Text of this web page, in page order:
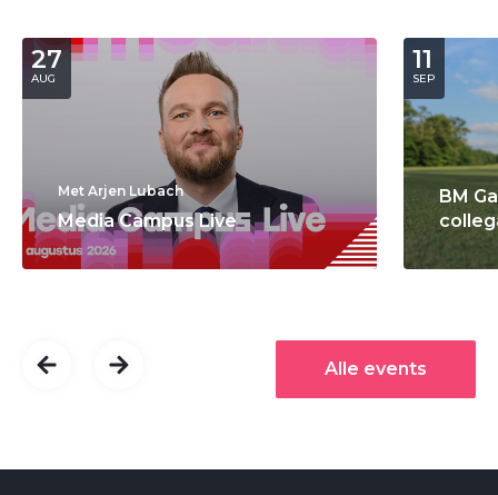
27
AUG
Met Arjen Lubach
Media Campus Live
11
SEP
BM
Alle events